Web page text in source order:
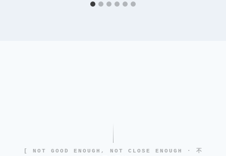
[ NOT GOOD ENOUGH, NOT CLOSE ENOUGH · 不